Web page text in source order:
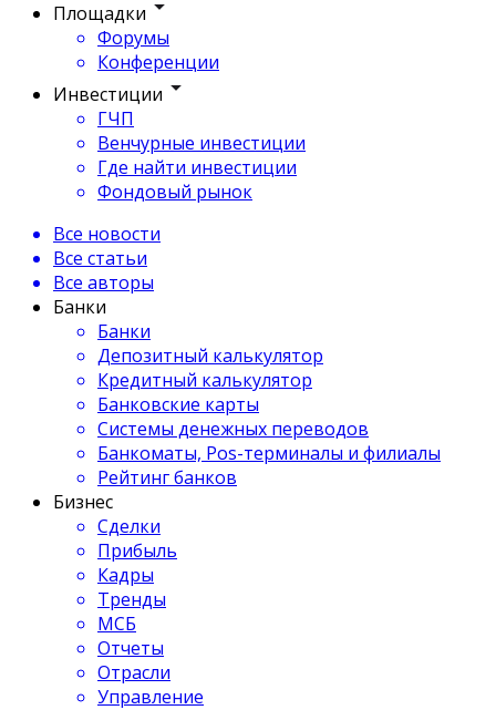
Площадки
Форумы
Конференции
Инвестиции
ГЧП
Венчурные инвестиции
Где найти инвестиции
Фондовый рынок
Все новости
Все статьи
Все авторы
Банки
Банки
Депозитный калькулятор
Кредитный калькулятор
Банковские карты
Системы денежных переводов
Банкоматы, Pos-терминалы и филиалы
Рейтинг банков
Бизнес
Сделки
Прибыль
Кадры
Тренды
МСБ
Отчеты
Отрасли
Управление